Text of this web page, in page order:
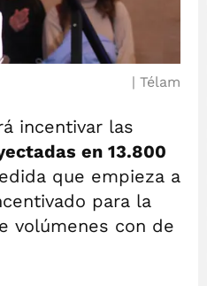
Télam
incentivar las
en 13.800
que empieza a
para la
volúmenes con de